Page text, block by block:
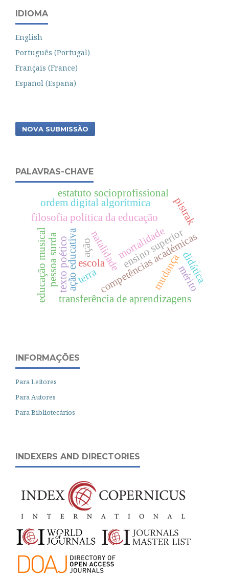
IDIOMA
English
Português (Portugal)
Français (France)
Español (España)
NOVA SUBMISSÃO
PALAVRAS-CHAVE
ensino superior
filosofia política da educação
competências académicas
transferência de aprendizagens
açãonatalidademortalidade
ordem digital algorítmica
ação educativa escola mudança
estatuto socioprofissional
mérito
educação musical texto poético
pessoa surda
pistrak
terra didática
INFORMAÇÕES
Para Leitores
Para Autores
Para Bibliotecários
INDEXERS AND DIRECTORIES